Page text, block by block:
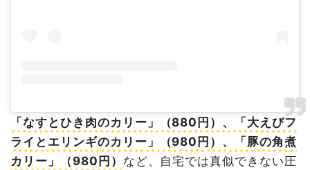
「なすとひき肉のカリー」（880円）、「大えびフ
ライとエリンギのカリー」（980円）、「豚の角煮
カリー」（980円） など、自宅では真似できない圧